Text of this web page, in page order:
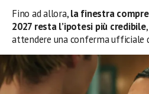
Fino ad allora,la finestra
2027 resta l’ipotesi più credibile
attendere una conferma ufficiale